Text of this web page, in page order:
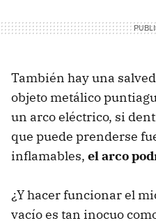
También hay una
objeto metálico
un arco eléctrico, si
que puede prenderse
inflamables, el arco
¿Y hacer funcionar el
vacío es tan inocuo